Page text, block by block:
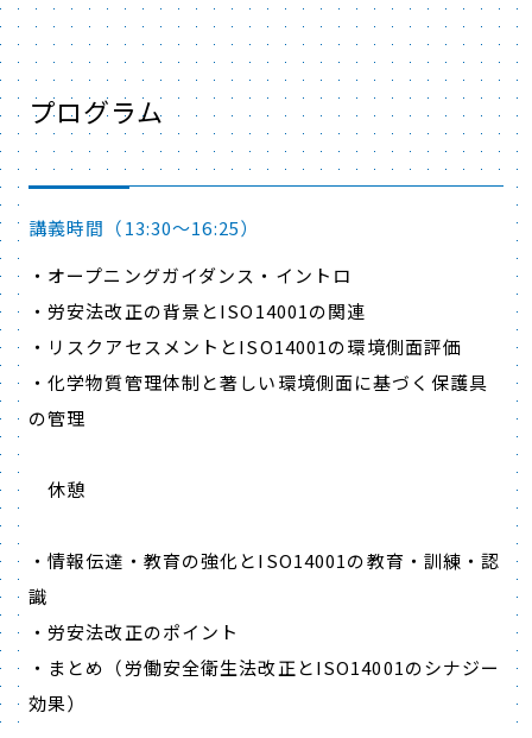
プログラム
講義時間（13:30～16:25）
・オープニングガイダンス・イントロ
・労安法改正の背景とISO14001の関連
・リスクアセスメントとISO14001の環境側面評価
・化学物質管理体制と著しい環境側面に基づく保護具
の管理
休憩
・情報伝達・教育の強化とISO14001の教育・訓練・認
識
・労安法改正のポイント
・まとめ（労働安全衛生法改正とISO14001のシナジー
効果）